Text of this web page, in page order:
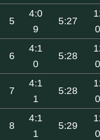
5
4:0
9
5:27
6
4:1
0
5:28
7
4:1
1
5:28
8
4:1
1
5:29